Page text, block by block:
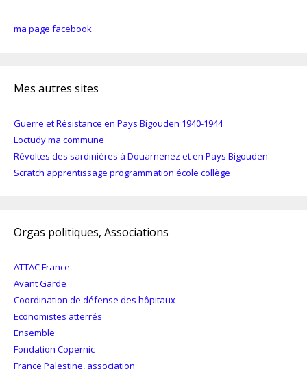
ma page facebook
Mes autres sites
Guerre et Résistance en Pays Bigouden 1940-1944
Loctudy ma commune
Révoltes des sardinières à Douarnenez et en Pays Bigouden
Scratch apprentissage programmation école collège
Orgas politiques, Associations
ATTAC France
Avant Garde
Coordination de défense des hôpitaux
Economistes atterrés
Ensemble
Fondation Copernic
France Palestine, association